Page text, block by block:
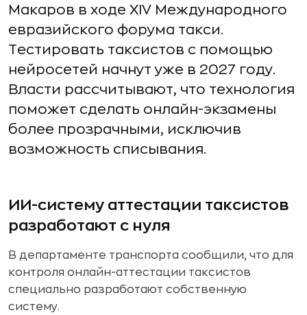
Макаров в ходе XIV Международного
евразийского форума такси.
Тестировать таксистов с помощью
нейросетей начнут уже в 2027 году.
Власти рассчитывают, что технология
поможет сделать онлайн-экзамены
более прозрачными, исключив
возможность списывания.
ИИ-систему аттестации таксистов
разработают с нуля
В департаменте транспорта сообщили, что для
контроля онлайн-аттестации таксистов
специально разработают собственную
систему.